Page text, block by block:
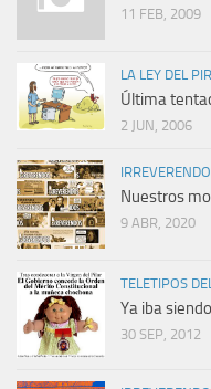
11 FEB, 2009
LA LEY DEL
Última
2 JUN, 2006
Nuestros
9 ABR, 2020
TELETIPOS
Ya iba
30 SEP, 2012